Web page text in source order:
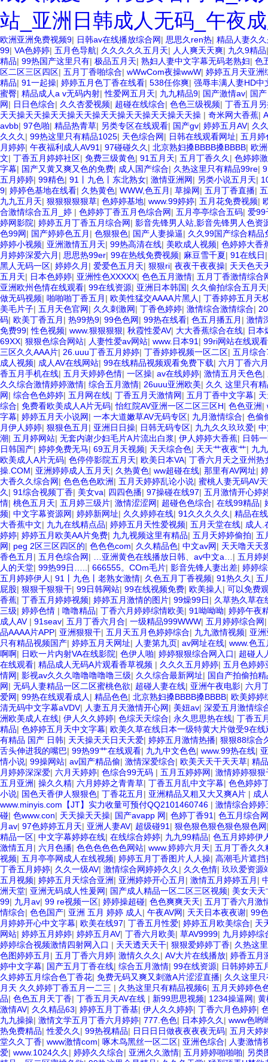
站_亚洲日韩成人无码_午夜
欧洲亚洲免费视频9| 日韩av在线播放综合网| 思思久ren热| 精品人妻久
99| VA色婷婷| 五月色导航| 久久久久久五月天| 人人爽天天爽| 九久9精品
精品| 99热国产这里只有| 极品五月天| 熟妇人妻中文字幕无码老熟妇| 色
区二区三区四区| 五月丁香啪综合| wWwCom夜操wwW| 婷婷五月天亚洲
精品| 91一起操| 婷婷五月色丁香在线看| 538任你爽| 强辱丰满人妻HD中
蜜臀| 精品成人a v无码内射|性爱网五月天| 九九精品9| 国产激情av| 国
网| 日日色综合| 久久杏爱视频| 超碰在线综合| 色色三级视频| 丁香五月
天天操天天操天天操天天操天天操天天操天天操天天操 | 奇米网大香蕉|
avbb| 97色啪| 精品热青草| 另类专区在线观看| 国产gv| 婷婷五月AV| 久
久久久 | 99热这里只有精品1025| 天色综合网| 日韩在线观看网址| 五月婷
月婷婷| 午夜福利成人AV91 | 97碰碰久久 | 北京熟妇搡BBBB搡BBBB| 欧
文| 丁香五月婷婷社区| 免费三级黄色| 91五月天| 五月丁香久久 | 色婷婷
字幕| 国产又黄又爽又色的免费| 成人国产综合| 久热这里只有精品99re|
五月婷婷| 99精色| 91丨九色丨东北熟女| 激情亚洲网| 另类小说五月天|
9| 婷婷色基地在线看| 久热黄色| WWW,色五月 | 草操网| 五月丁香直播|
九九五月天| 狠狠狠狠狠草| 色婷婷基地| www.99婷婷| 五月花免费视频|
合激情综合五月_婷 | 色婷婷丁香五月色综合网| 五月亭亭综合五码| 爱99
婷网影院| 婷婷五月丁香五月综合网| 影音先锋男人站,影音先锋男人色资
色99网| 国产婷婷色五月 | 色狠狠色| 国产人妻操逼| 久久99国产综合精品
婷婷小视频| 亚洲激情五月天| 99热高清在线| 美欧成人视频| 色婷婷大香
月婷婷深爱六月 | 思思热99er| 99在热线免费视频| 麻豆雪千夏| 91在线日
黑人无码一区| 婷婷久月 | 爱爱色五月天| 狠狠ri| 夜夜干夜夜操| 天天色天
五月天| 日本色婷婷| 亚洲性色XXXXX| 色色五月激情| 五月丁香激情综合
亚洲欧州色情在线观看| 99在线资源| 亚洲日本韩国| 久久偷拍综合五月天
做无码视频| 啪啪啪丁香五月 | 欧美性猛交AAAA片黑人 | 丁香婷婷五月天
美毛片子| 五月天色官网| 久久刺激网| 丁香色婷婷| 激情综合激情综合|
码| 欧美丁香五月 | 热99热9| 99色色网| 99热在线看| 色五月播五月 | 激情
免费99|性色视频| www.狠狠狠狠| 秋霞性爱AV| 大大香蕉综合在线| 日本
69XX| 狠狠色综合网站| 人妻性爱av网站| www.日本91 | 99ri网站在线观看
三区久久AAA片| 26.uuu丁香五月婷婷| 丁香婷婷视频一区二区| 五月综
成人视频| 成人AV在线网站| 99在线精品视频观看免费下载| 六月丁香六
香五月手机在线| 五月天婷婷色情| 一区操| av在线婷婷| 激情五月天色色|
久久综合激情婷婷激情| 综合五月激情| 26uuu亚洲欧美| 久久 这里只有
网| 综合色色婷婷| 五月网在线| 丁香五月天激情网| 五月丁香中文字幕|
综合| 免费看欧美成人A片无码|怡红院AV亚洲一区二区三区H| 色色亚洲|
字幕| 婷婷五月天小说网| 一本大道嫩草AV无码专区| 九月激情综合| 色偷
月伊人婷婷| 狠狠色五月 | 亚洲日日操| 日韩无码专区| 九九久久玖玖爱|
潮| 五月婷网站| 无套内谢少妇毛片A片流出白浆| 伊人婷婷大香蕉| 日韩
日韩国产| 婷婷免费无马| 69五月天视频| 天天综合色| 天天艹夜夜艹| 九
欧美成人A片无码| 色停停影院五月天| 欧美日本VA| 丁香六月天之亚州热
操.COM| 亚洲婷婷成人五月天| 久热黄色| ww超碰在线| 那里有AV网址|
大香久久综合网| 色色色色欧洲| 五月天婷婷乱论小说| 蜜桃人妻无码AV
久 | 91综合视频丁香| 美女va| 四四色播| 97操碰在线97| 五月激情开心婷
情| 桃色五月天| 五月婷三级片| 激情涩涩网| 超碰色色综合| 在线99精品|
频| 中文字幕资源网| 婷婷新网址| 久久婷婷在线| 91久久久久久 | 精品在线
大香蕉中文| 九九在线精点品| 婷婷五月天性爱视频| 五月天堂在线| 成人.
婷婷| 婷婷五月欧美AA片免费| 九九视频这里有精品| 五月天婷婷偷拍| 五
网| peg 2区三区四区的| 色色色com| 久久精品色| 中文av网| 天天噜天天
香色五月 | 五月色综合网| …亚洲黄色在线播放日韩、av中文a… | 五月婷
人的天堂| 99热99日….. | 666555。COm毛片| 影音先锋人妻出差| 婷婷
五月婷婷伊人 | 91丨九色丨老熟女激情| 久色五月丁香视频| 91热久久 | 五
屁股| 狠狠干狠狠干| 99日韩网站| 99在线视频免费| 欧美操人 | 可以免费
香蕉| 丁香五月婷婷视频| 婷婷五月激情的图片| 99燥99日| 久草热久草在
三级| 婷婷色情 | 噜噜精品| 丁香六月婷婷综情欧美| 91呦呦呦| 婷婷午夜
成人AV | 91seav| 五月丁香六月合| 一级精品999WWW| 五月婷婷综合网
品AAAA片APP| 亚洲狠狠干| 五月天五月色婷婷综合| 九九激情视频| 亚
只有精品视频国产| 婷婷五月天网址| 人妻第九页| av网址在线| www.色
啊啊| 日欧一片内射VA在线影院| 色伊人啪| 婷婷狠狠综合网入口| 超碰人
在线观看| 精品成人无码A片观看香草视频 | 久久久五月婷婷| 五月色婷婷
情网| 影视av久久久噜噜噜噜噜三级| 久久综合最新网址| 国自产拍偷拍
网| 无码人妻精品一区二区蜜桃色欲| 超碰人妻在线| 亚洲午夜电影| 六月
爱网| 99热在线观看成人 | 精品色色| 北京熟妇搡BBBB搡BBBB| 欧美婷婷
清无码中文字幕aVDV| 人妻五月天激情开心网| 美妞av| 深爱五月激情综
洲欧美成人在线| 伊人久久婷婷| 色综天天综合| 永久思思热在线| 丁香五
精品| 色婷婷五月天中文字幕| 欧美久草在线日本一级特黄大片做受9在
有精品 国产 日韩| 天天操天天日天天爱| 婷婷五月激情热播| 狠狠88综合
舌头伸进我的嘴巴| 99热99艹在线观看| 九九中文色色| www.99热在线|
情小说| 99操网站| av国产精品偷| 激情深爱综合| 欧美天天干天天草| 精
月婷婷深深爱| 六月天婷婷| 色综合99无码 | 五月五婷婷网| 激情婷婷狠狠
五月亚洲| 操久久精| 六月婷婷之青青草| 丁香五月乱中文字幕| 色色婷婷
小说| 国色天香伊人狠狠色| 丁香花五月 | 亚洲精品又粗又大又爽A片 | 成
www.minyis.com【JT】实力收量可预付QQ2101460746 | 激情综合婷婷
碰| 色www.con| 天天操天天操| 国产avapp 网| 色婷丁香91 | 色五月综合网
月av| 97色婷婷五月天| 亚洲人妻AV| 超级碰91 | 狠色狠色狠色狠色狠色网
精品一区| 中文字幕婷婷在线| 在线综合婷婷| 九九99精品| 色五月婷婷伊
激情五月 | 六月色播| 色色色色色色网站| www.婷婷六月天| 五月丁香久久
视频| 五月亭亭网成人在线视频| 婷婷五月丁香图片人人操| 高潮毛片遮挡
丁香五月婷婷| 久久一级AV| 激情综合网婷婷久久 | 久久色情| 玖玖爱资源
五月视频| 婷婷五月天综合亚洲| 亚洲婷婷开心五月 | 激情五月婷婷五月 |
洲天堂| 亚洲无码成人性爰网| 国产成人精品一区二区三区视频| 美女天
99| 九月av| 99 re视频一区| 婷婷操超碰| 色色爽爽天天| 五月丁香六月激
情综合| 色色国产| 亚洲 五月 婷婷 成人 | 午夜AV网| 天天日本夜夜谢| 99
月婷婷开心中文字幕| 欧美在线97| 丁香五月性爱| 婷婷五月欧美综合| 天
网站| 婷婷五月婷婷| 婷婷五月AV| 丁香六月欧美| 草AV9999| 九月婷婷综
婷婷综合视频激情四射网入口 | 天天透天天干| 狠狠爱婷婷丁香| 久热这
色图婷婷五月 | 五月丁香六月婷| 激情久久久 | AV大片在线播放| 婷香五月
婷中文字幕| 国产五月丁香在线| 综合五月激情| 99在线资源| 日韩婷婷五
久婷婷五月综合色丁香花| 免费无码又爽又刺激A片涩涩直播| 久久这里
月天 久久婷婷丁香五月一二三 | 久热这里只有精品视频6| 五月天婷婷色
品| 色色五月天丁香| 丁香五月天AV在线 | 新99思思视频| 1234操逼网| 黄
激情AV| 久久精品63| 婷婷五月丁香基| 伊人久久婷婷| 丁香六月色婷婷|
九九操操| 激情文学五月丁香六月婷婷| 777.色色| 日本婷久久 | www色哟
热免费精品|性爱久久 | 99热视精品| 日日日日做夜夜夜夜无码| 五月天婷
堂久久丁香| www激情com| 啄木鸟黑丝一区二区| 亚洲色综合| 人妻激情
爱| www.1024久久 | 婷婷久久综合| 亚洲久久激情| 五月婷婷啪啪啪| 另类